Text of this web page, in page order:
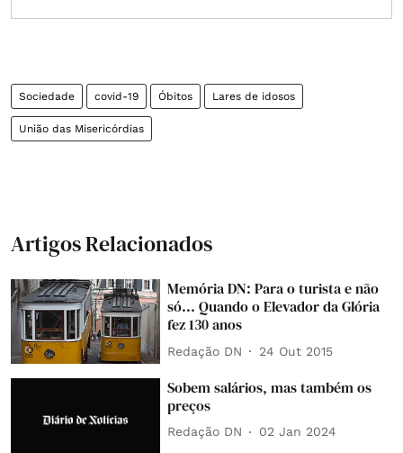
Sociedade covid-19 Óbitos Lares de idosos
União das Misericórdias
Artigos Relacionados
Memória DN: Para o turista e não
só... Quando o Elevador da Glória
fez 130 anos
Redação DN 24 Out 2015
Sobem salários, mas também os
preços
Redação DN 02 Jan 2024